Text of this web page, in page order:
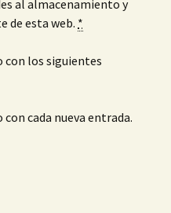
al almacenamiento y
de esta web. *
con los siguientes
cada nueva entrada.